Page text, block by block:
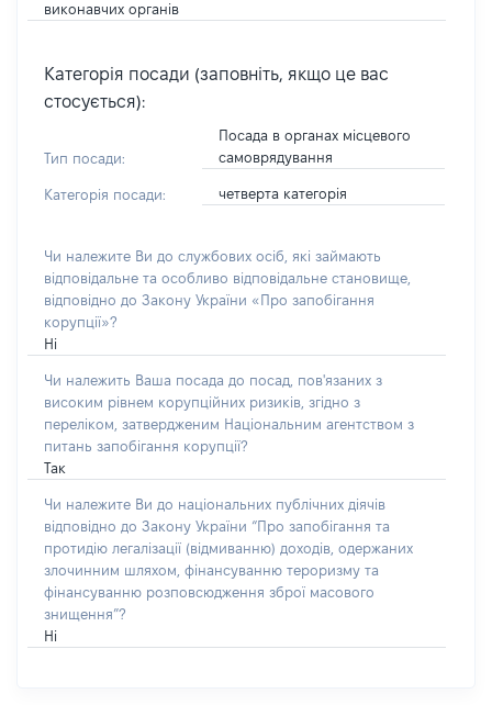
виконавчих органів
Категорія посади (заповніть, якщо це вас
стосується):
Тип посади:
Посада в органах місцевого
самоврядування
Категорія посади: четверта категорія
Чи належите Ви до службових осіб, які займають
відповідальне та особливо відповідальне становище,
відповідно до Закону України «Про запобігання
корупції»?
Ні
Чи належить Ваша посада до посад, пов'язаних з
високим рівнем корупційних ризиків, згідно з
переліком, затвердженим Національним агентством з
питань запобігання корупції?
Так
Чи належите Ви до національних публічних діячів
відповідно до Закону України “Про запобігання та
протидію легалізації (відмиванню) доходів, одержаних
злочинним шляхом, фінансуванню тероризму та
фінансуванню розповсюдження зброї масового
знищення”?
Ні